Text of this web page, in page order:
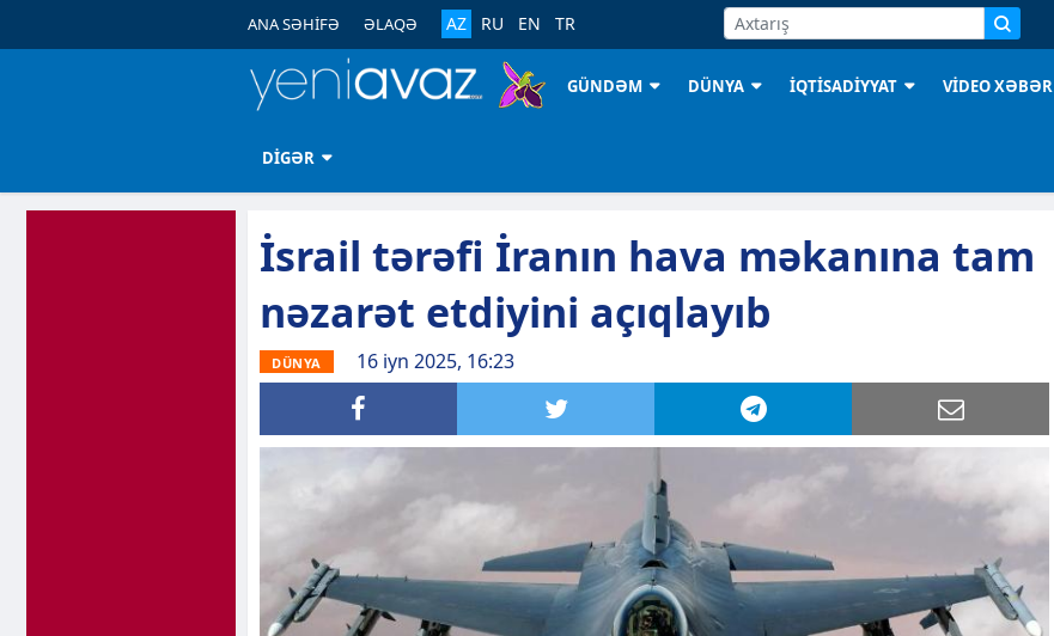
ANA SƏHİFƏ ƏLAQƏ AZ RU EN TR
GÜNDƏM DÜNYA İQTİSADİYYAT VİDEO XƏBƏR
DİGƏR
İsrail tərəfi İranın hava məkanına tam
nəzarət etdiyini açıqlayıb
DÜNYA 16 iyn 2025, 16:23